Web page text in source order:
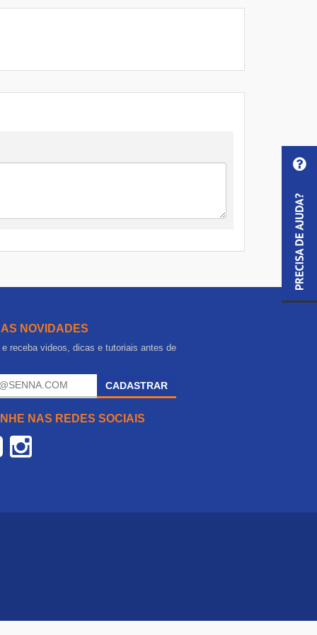
NOVIDADES
e receba videos, dicas e tutoriais antes de
CADASTRAR
NAS REDES SOCIAIS